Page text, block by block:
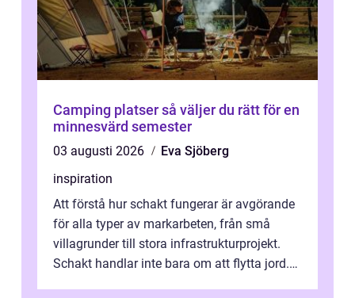
Camping platser så väljer du rätt för en
minnesvärd semester
03 augusti 2026
Eva Sjöberg
inspiration
Att förstå hur schakt fungerar är avgörande
för alla typer av markarbeten, från små
villagrunder till stora infrastrukturprojekt.
Schakt handlar inte bara om att flytta jord.